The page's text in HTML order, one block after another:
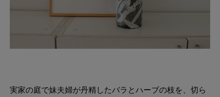
実家の庭で妹夫婦が丹精したバラとハーブの枝を、切ら